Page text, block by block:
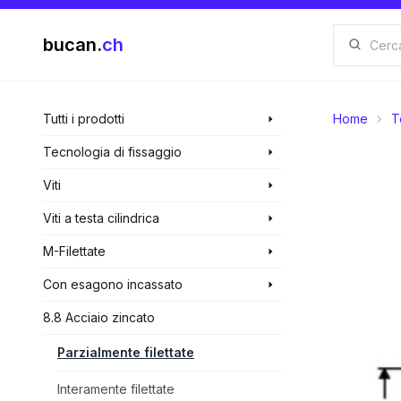
bucan.ch
Tutti i prodotti
Tecnologia di fissaggio
Viti
Viti a testa cilindrica
M-Filettate
Con esagono incassato
8.8 Acciaio zincato
Parzialmente filettate
Interamente filettate
Home